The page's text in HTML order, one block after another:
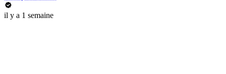
il y a 1 semaine